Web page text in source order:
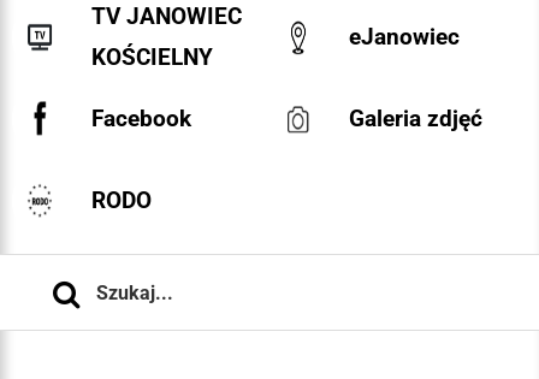
TV JANOWIEC
KOŚCIELNY
eJanowiec
Facebook Galeria zdjęć
RODO